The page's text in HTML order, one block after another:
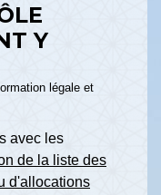
Y
légale et
avec les
de la liste des
d'allocations